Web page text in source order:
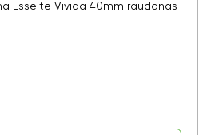
Esselte Vivida 40mm raudonas